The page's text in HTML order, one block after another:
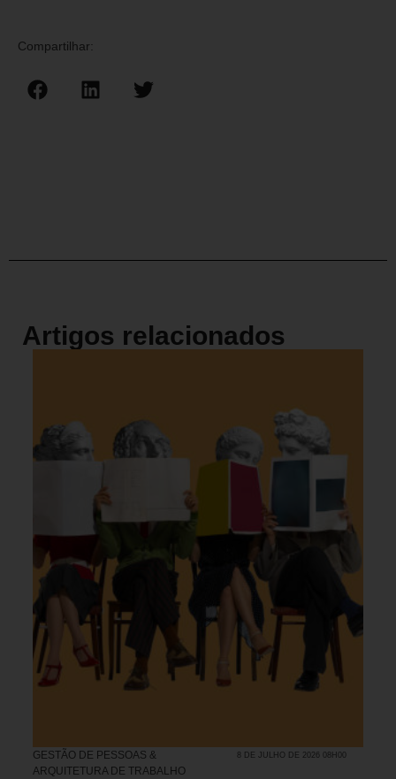
Compartilhar:
Artigos relacionados
GESTÃO DE PESSOAS &
ARQUITETURA DE TRABALHO
8 DE JULHO DE 2026 08H00